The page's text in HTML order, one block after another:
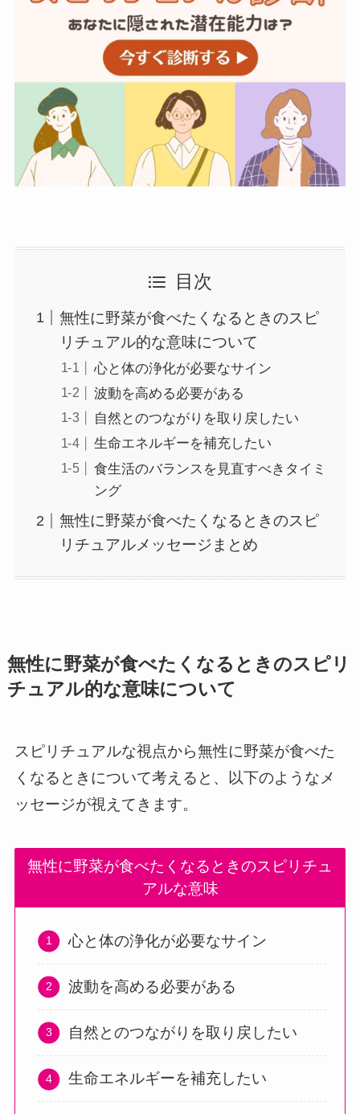
目次
無性に野菜が食べたくなるときのスピ
リチュアル的な意味について
心と体の浄化が必要なサイン
波動を高める必要がある
自然とのつながりを取り戻したい
生命エネルギーを補充したい
食生活のバランスを見直すべきタイミ
ング
無性に野菜が食べたくなるときのスピ
リチュアルメッセージまとめ
無性に野菜が食べたくなるときのスピリ
チュアル的な意味について
スピリチュアルな視点から無性に野菜が食べた
くなるときについて考えると、以下のようなメ
ッセージが視えてきます。
無性に野菜が食べたくなるときのスピリチュ
アルな意味
心と体の浄化が必要なサイン
波動を高める必要がある
自然とのつながりを取り戻したい
生命エネルギーを補充したい